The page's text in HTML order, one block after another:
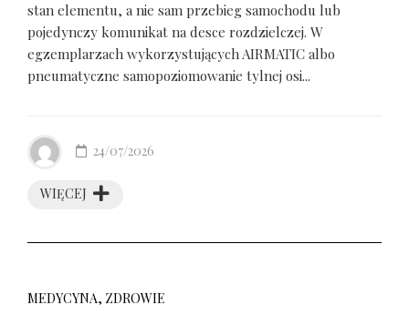
stan elementu, a nie sam przebieg samochodu lub
pojedynczy komunikat na desce rozdzielczej. W
egzemplarzach wykorzystujących AIRMATIC albo
pneumatyczne samopoziomowanie tylnej osi...
WIĘCEJ
24/07/2026
MEDYCYNA, ZDROWIE